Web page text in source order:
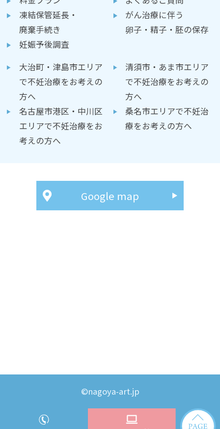
凍結保管延長・
廃棄手続き
がん治療に伴う
卵子・精子・胚の保存
妊娠予後調査
大治町・津島市エリア
で不妊治療をお考えの
方へ
清須市・あま市エリア
で不妊治療をお考えの
方へ
名古屋市港区・中川区
エリアで不妊治療をお
考えの方へ
桑名市エリアで不妊治
療をお考えの方へ
Google map
©nagoya-art.jp